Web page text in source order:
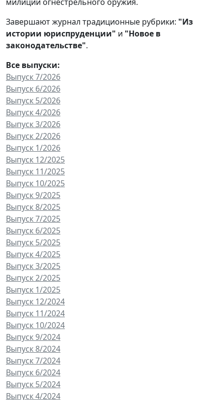
Завершают журнал традиционные рубрики: "Из
истории юриспруденции" и "Новое в
законодательстве".
Все выпуски:
Выпуск 7/2026
Выпуск 6/2026
Выпуск 5/2026
Выпуск 4/2026
Выпуск 3/2026
Выпуск 2/2026
Выпуск 1/2026
Выпуск 12/2025
Выпуск 11/2025
Выпуск 10/2025
Выпуск 9/2025
Выпуск 8/2025
Выпуск 7/2025
Выпуск 6/2025
Выпуск 5/2025
Выпуск 4/2025
Выпуск 3/2025
Выпуск 2/2025
Выпуск 1/2025
Выпуск 12/2024
Выпуск 11/2024
Выпуск 10/2024
Выпуск 9/2024
Выпуск 8/2024
Выпуск 7/2024
Выпуск 6/2024
Выпуск 5/2024
Выпуск 4/2024